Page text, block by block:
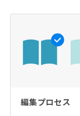
編集プロセス